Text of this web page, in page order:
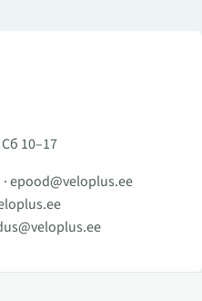
10–17
·epood@veloplus.ee